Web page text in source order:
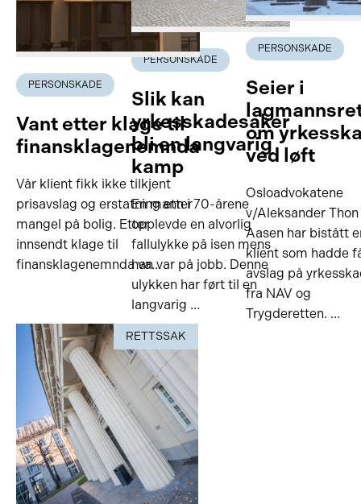
PERSONSKADE
Vant etter klage til
finansklagenemnda
Vår klient fikk ikke tilkjent
prisavslag og erstatning etter
mangel på bolig. Etter
innsendt klage til
finansklagenemnda va…
PERSONSKADE
Slik kan
yrkesskadesaker
bli en langvarig
kamp
En mann i 70-årene
opplevde en alvorlig
fallulykke på isen mens
han var på jobb. Denne
ulykken har ført til en
langvarig …
PERSONSKADE
Seier i
om
ved løft
Osloadvokatene
v/Aleksander Thon
Aasen har bistått
klient som hadde
avslag på
fra NAV og
Trygderetten. …
RETTSSAK